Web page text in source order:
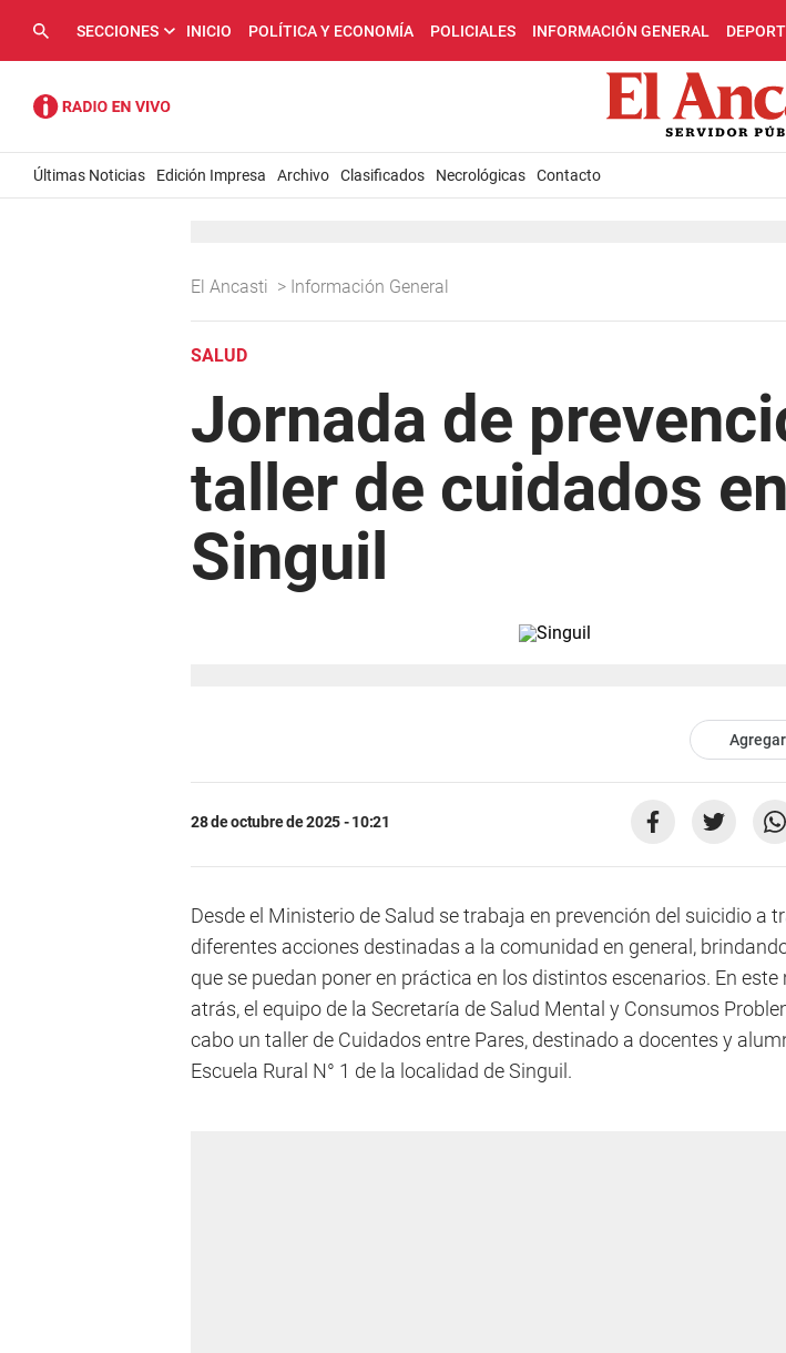
SECCIONES INICIO POLÍTICA Y ECONOMÍA POLICIALES INFORMACIÓN GENERAL
Últimas Noticias Edición Impresa Archivo Clasificados Necrológicas Contacto
El Ancasti > Información General
SALUD
Jornada de
taller de cuidados
Singuil
28 de octubre de 2025 - 10:21
Desde el Ministerio de Salud se trabaja en prevención del suicidio a
diferentes acciones destinadas a la comunidad en general,
que se puedan poner en práctica en los distintos escenarios. En este
atrás, el equipo de la Secretaría de Salud Mental y Consumos
cabo un taller de Cuidados entre Pares, destinado a docentes y
Escuela Rural N° 1 de la localidad de Singuil.